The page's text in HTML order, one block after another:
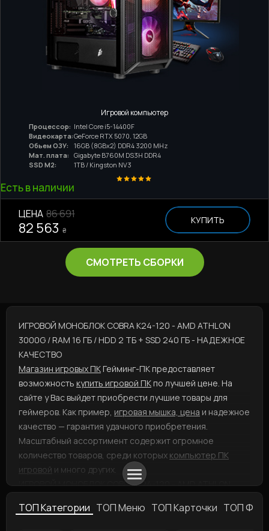
Игровой компьютер
Процессор: Intel Core i5-14400F
Видеокарта:GeForce RTX 5070, 12GB
Обьем ОЗУ:
16GB (8GBx2) DDR4 3200 MHz
Мат. плата:
Gigabyte B760M DS3H DDR4
SSD M2:
1TB / Kingston NV3
Есть в наличии
ЦЕНА 86 691
82 563 ₴
КУПИТЬ
СМОТРЕТЬ СБОРКИ
ИГРОВОЙ МОНОБЛОК COBRA K24-120 - AMD ATHLON
3000G / RAM 16 ГБ / HDD 2 ТБ + SSD 240 ГБ - НАДЕЖНОЕ
КАЧЕСТВО
Магазин игровых ПКГейминг-ПК предоставляет
возможность купить игровой ПКпо лучшей цене. На
сайте у Вас выйдет приобрести лучшие товары для
геймеров. Как пример, игровая мышка, цена и надежное
качество — гарантия удачного приобретения.
Масштабный ассортимент содержит огромное
количество товаров, среди которых компьютер ПК
игровой и много других.
ИГРОВОЙ МОНОБЛОК COBRA K24-120 - AMD ATHLON
ЗАМЕЧАТЕЛЬНЫЙ ВАРИАНТ ДЛЯ ВАС
ТОП Категории ТОП Меню ТОП Карточки ТОП